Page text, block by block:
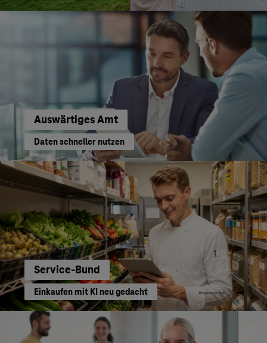
Auswärtiges Amt
Daten schneller nutzen
Service-Bund
Einkaufen mit KI neu gedacht